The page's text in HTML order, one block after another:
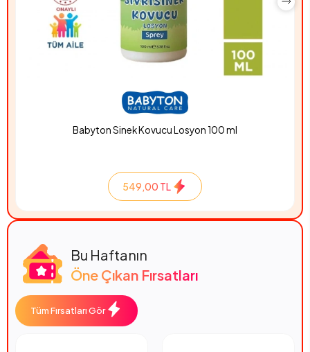
Babyton Sinek Kovucu Losyon 100 ml
549,00 TL
Bu Haftanın
Öne Çıkan Fırsatları
Tüm Fırsatları Gör